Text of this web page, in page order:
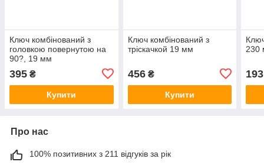
Ключ комбінований з
головкою повернутою на
90?, 19 мм
395 ₴
Купити
Ключ комбінований з
тріскачкой 19 мм
456₴
Купити
230
193
Про нас
100% позитивних з 211 відгуків за рік